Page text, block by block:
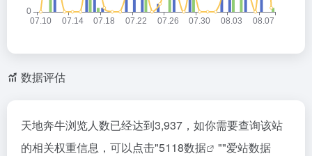
数据评估
天地奔牛浏览人数已经达到3,937，如你需要查询该站
的相关权重信息，可以点击"5118数据 ""爱站数据